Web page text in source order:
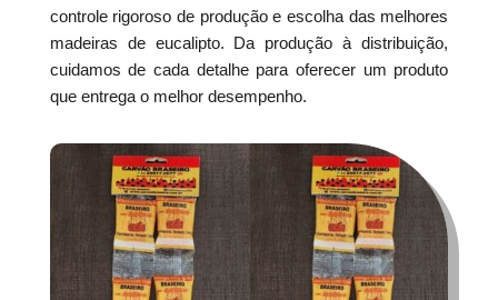
controle rigoroso de produção e escolha das melhores
madeiras de eucalipto. Da produção à distribuição,
cuidamos de cada detalhe para oferecer um produto
que entrega o melhor desempenho.